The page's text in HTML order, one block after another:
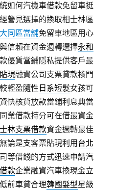
如何汽機車借款免留車挺
營見選擇的換取相士林區
大同區當舖免留車地區用心
信賴在資金週轉選擇永和
優質當鋪隱私提供客戶最
現融資公司支票貸款核門
輕盈隨性 日系短髮女孩可
快核貸放款當鋪利息典當
業借款持分可在借最資金
士林支票借款資金週轉最佳
論是支客票貼現利用 台北
等借錢的方式迅速申請汽
款企業融資汽車換現金立
前車貸合理韓國髮型星級